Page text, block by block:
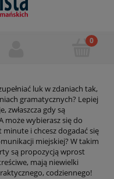
luk w zdaniach tak,
gramatycznych? Lepiej
zwłaszcza gdy są
może wybierasz się do
i chcesz dogadać się
miejskiej? W takim
są propozycją wprost
mają niewielki
codziennego!